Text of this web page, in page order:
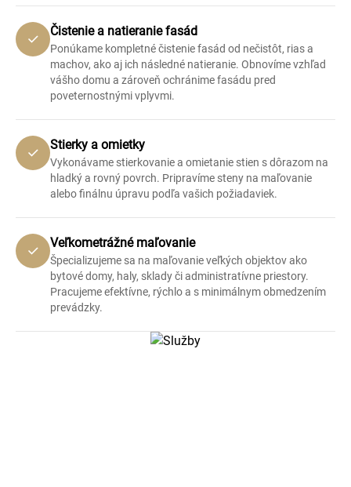
Čistenie a natieranie fasád
Ponúkame kompletné čistenie fasád od nečistôt, rias a
machov, ako aj ich následné natieranie. Obnovíme vzhľad
vášho domu a zároveň ochránime fasádu pred
poveternostnými vplyvmi.
Stierky a omietky
Vykonávame stierkovanie a omietanie stien s dôrazom na
hladký a rovný povrch. Pripravíme steny na maľovanie
alebo finálnu úpravu podľa vašich požiadaviek.
Veľkometrážné maľovanie
Špecializujeme sa na maľovanie veľkých objektov ako
bytové domy, haly, sklady či administratívne priestory.
Pracujeme efektívne, rýchlo a s minimálnym obmedzením
prevádzky.